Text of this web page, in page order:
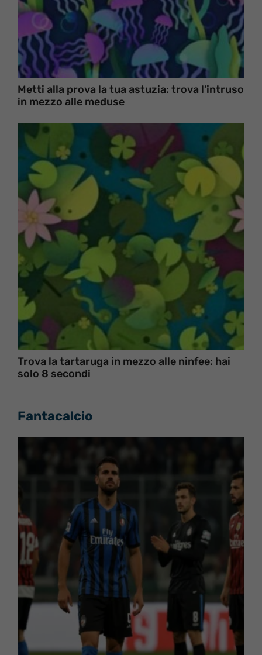
Metti alla prova la tua astuzia: trova l’intruso
in mezzo alle meduse
Trova la tartaruga in mezzo alle ninfee: hai
solo 8 secondi
Fantacalcio